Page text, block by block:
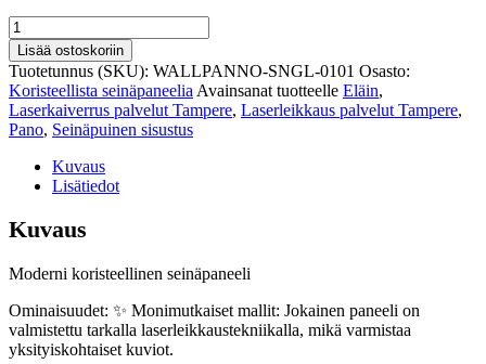
Kestävä
koristeellinen
seinapaneeli
101
määrä
Lisää ostoskoriin
Tuotetunnus (SKU): WALLPANNO-SNGL-0101 Osasto:
Koristeellista seinäpaneelia Avainsanat tuotteelle Eläin,
Laserkaiverrus palvelut Tampere, Laserleikkaus palvelut Tampere,
Pano, Seinäpuinen sisustus
Kuvaus
Lisätiedot
Kuvaus
Moderni koristeellinen seinäpaneeli
Ominaisuudet: ✨ Monimutkaiset mallit: Jokainen paneeli on
valmistettu tarkalla laserleikkaustekniikalla, mikä varmistaa
yksityiskohtaiset kuviot.